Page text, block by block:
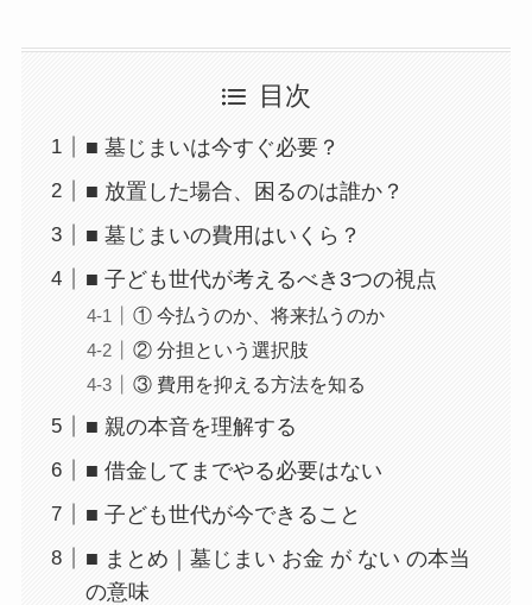
目次
■ 墓じまいは今すぐ必要？
■ 放置した場合、困るのは誰か？
■ 墓じまいの費用はいくら？
■ 子ども世代が考えるべき3つの視点
① 今払うのか、将来払うのか
② 分担という選択肢
③ 費用を抑える方法を知る
■ 親の本音を理解する
■ 借金してまでやる必要はない
■ 子ども世代が今できること
■ まとめ｜墓じまい お金 が ない の本当
の意味